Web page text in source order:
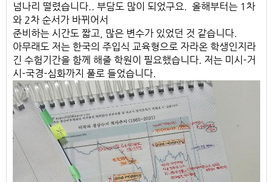
넘나리 떨렸습니다.. 부담도 많이 되었구요. 올해부터는 1차
와 2차 순서가 바뀌어서
준비하는 시간도 짧고, 많은 변수가 있었던 것 같습니다.
​아무래도 저는 한국의 주입식 교육형으로 자라온 학생인지라
긴 수험기간을 함께 해줄 학원이 필요했습니다. 저는 미시-거
시-국경-심화까지 풀로 들었습니다.